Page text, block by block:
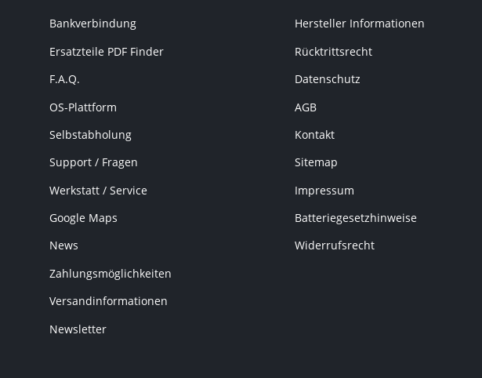
Bankverbindung
Ersatzteile PDF Finder
F.A.Q.
OS-Plattform
Selbstabholung
Support / Fragen
Werkstatt / Service
Google Maps
News
Zahlungsmöglichkeiten
Versandinformationen
Newsletter
Hersteller Informationen
Rücktrittsrecht
Datenschutz
AGB
Kontakt
Sitemap
Impressum
Batteriegesetzhinweise
Widerrufsrecht